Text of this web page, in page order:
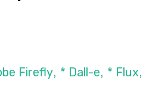
, * Dall-e, * Flux,